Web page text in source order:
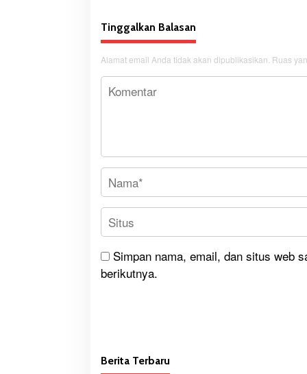
Tinggalkan Balasan
Alamat email Anda tidak akan dipublikasikan. Ruas
Simpan nama, email, dan situs web
berikutnya.
Berita Terbaru